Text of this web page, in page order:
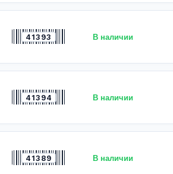
41393 В наличии
41394 В наличии
41389 В наличии